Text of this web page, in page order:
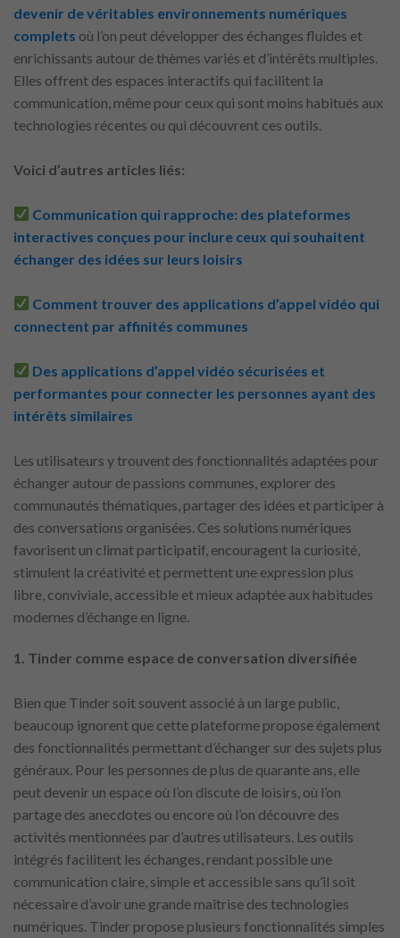
devenir de véritables environnements numériques
complets où l’on peut développer des échanges fluides et
enrichissants autour de thèmes variés et d’intérêts multiples.
Elles offrent des espaces interactifs qui facilitent la
communication, même pour ceux qui sont moins habitués aux
technologies récentes ou qui découvrent ces outils.
Voici d’autres articles liés:
Communication qui rapproche: des plateformes
interactives conçues pour inclure ceux qui souhaitent
échanger des idées sur leurs loisirs
Comment trouver des applications d’appel vidéo qui
connectent par affinités communes
Des applications d’appel vidéo sécurisées et
performantes pour connecter les personnes ayant des
intérêts similaires
Les utilisateurs y trouvent des fonctionnalités adaptées pour
échanger autour de passions communes, explorer des
communautés thématiques, partager des idées et participer à
des conversations organisées. Ces solutions numériques
favorisent un climat participatif, encouragent la curiosité,
stimulent la créativité et permettent une expression plus
libre, conviviale, accessible et mieux adaptée aux habitudes
modernes d’échange en ligne.
1. Tinder comme espace de conversation diversifiée
Bien que Tinder soit souvent associé à un large public,
beaucoup ignorent que cette plateforme propose également
des fonctionnalités permettant d’échanger sur des sujets plus
généraux. Pour les personnes de plus de quarante ans, elle
peut devenir un espace où l’on discute de loisirs, où l’on
partage des anecdotes ou encore où l’on découvre des
activités mentionnées par d’autres utilisateurs. Les outils
intégrés facilitent les échanges, rendant possible une
communication claire, simple et accessible sans qu’il soit
nécessaire d’avoir une grande maîtrise des technologies
numériques. Tinder propose plusieurs fonctionnalités simples